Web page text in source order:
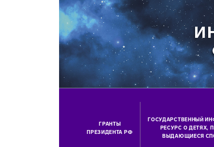
ГРАНТЫ
ПРЕЗИДЕНТА РФ
ГОСУДАРСТВЕННЫЙ
РЕСУРС О ДЕТЯХ,
ВЫДАЮЩИЕСЯ